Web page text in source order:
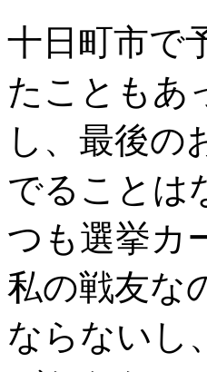
十日町市で
たこともあ
し、最後の
でることは
つも選挙カ
私の戦友な
ならないし